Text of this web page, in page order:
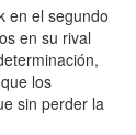
en el segundo
en su rival
los
sin perder la